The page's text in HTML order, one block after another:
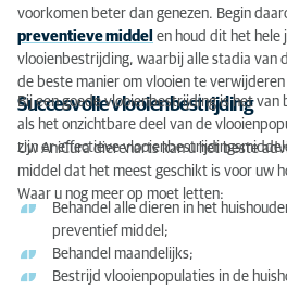
voorkomen beter dan genezen. Begin
preventieve middel en houd dit het hele
vlooienbestrijding, waarbij alle stadia van
de beste manier om vlooien te
Succesvolle vlooienbestrijding
Bij een goede vlooienbestrijding is het van
als het onzichtbare deel van de
zijn er effectieve
Uw AniCura dierenarts kan u het beste
middel dat het meest geschikt is voor uw
Waar u nog meer op moet letten:
Behandel alle dieren in het
preventief middel;
Behandel maandelijks;
Bestrijd vlooienpopulaties in de